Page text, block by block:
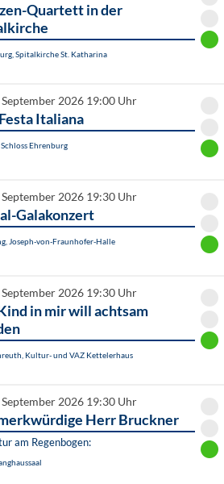
Quartett in der
Spitalkirche St. Katharina
September 2026 19:00 Uhr
Italiana
Ehrenburg
September 2026 19:30 Uhr
Galakonzert
Joseph-von-Fraunhofer-Halle
September 2026 19:30 Uhr
in mir will achtsam
Kultur- und VAZ Kettelerhaus
September 2026 19:30 Uhr
Herr Bruckner
am Regenbogen: